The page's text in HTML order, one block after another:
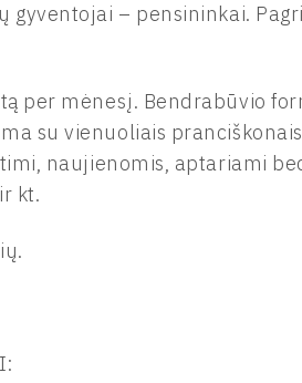
gyventojai – pensininkai.
per mėnesį. Bendrabūvio
su vienuoliais
naujienomis, aptariami
kt.